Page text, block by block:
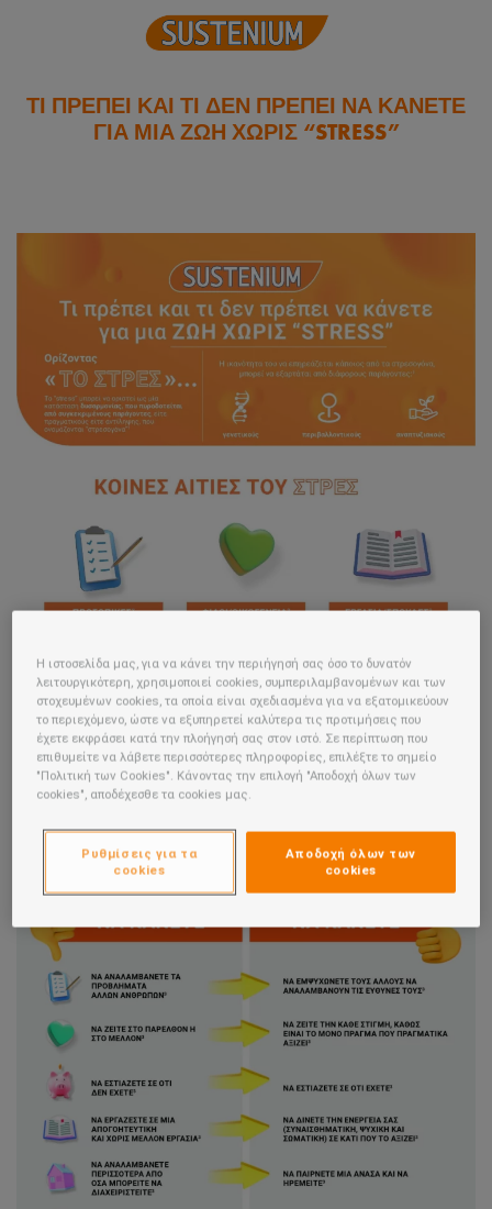
ΤΙ ΠΡΕΠΕΙ ΚΑΙ ΤΙ ΔΕΝ ΠΡΕΠΕΙ ΝΑ ΚΑΝΕΤΕ
ΓΙΑ ΜΙΑ ΖΩΗ ΧΩΡΙΣ “STRESS”
Η ιστοσελίδα μας, για να κάνει την περιήγησή σας όσο το δυνατόν
λειτουργικότερη, χρησιμοποιεί cookies, συμπεριλαμβανομένων και των
στοχευμένων cookies, τα οποία είναι σχεδιασμένα για να εξατομικεύουν
το περιεχόμενο, ώστε να εξυπηρετεί καλύτερα τις προτιμήσεις που
έχετε εκφράσει κατά την πλοήγησή σας στον ιστό. Σε περίπτωση που
επιθυμείτε να λάβετε περισσότερες πληροφορίες, επιλέξτε το σημείο
"Πολιτική των Cookies". Κάνοντας την επιλογή "Αποδοχή όλων των
cookies", αποδέχεσθε τα cookies μας.
Αποδοχή όλων των
cookies
Ρυθμίσεις για τα
cookies